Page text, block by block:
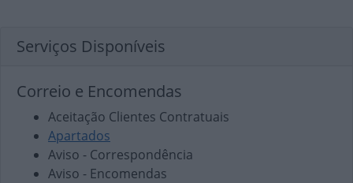
Serviços Disponíveis
Correio e Encomendas
Aceitação Clientes Contratuais
Apartados
Aviso - Correspondência
Aviso - Encomendas